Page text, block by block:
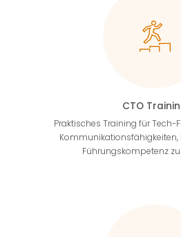
CTO
Praktisches Training für Tech-
Kommunikationsfähigkeiten,
Führungskompetenz